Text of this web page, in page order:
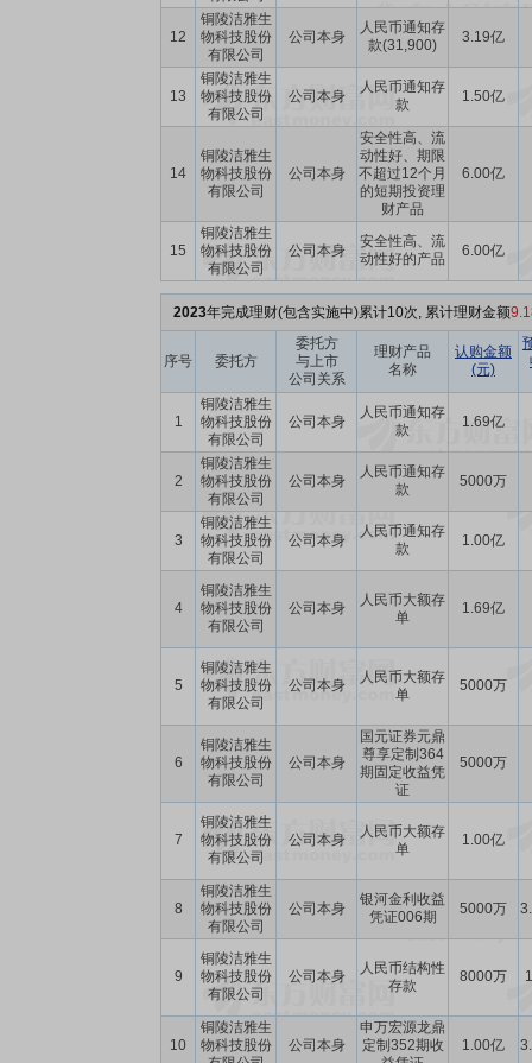
12
铜陵洁雅生
物科技股份
有限公司
公司本身
人民币通知存
款(31,900)
3.19亿
13
铜陵洁雅生
物科技股份
有限公司
公司本身
人民币通知存
款
1.50亿
14
铜陵洁雅生
物科技股份
有限公司
公司本身
安全性高、流
动性好、期限
不超过12个月
的短期投资理
财产品
6.00亿
15
铜陵洁雅生
物科技股份
有限公司
公司本身
安全性高、流
动性好的产品
6.00亿
2023年完成理财(包含实施中)累计10次, 累计理财金额
序号 委托方
委托方
与上市
公司关系
理财产品
名称
认购金额
(元)
1
铜陵洁雅生
物科技股份
有限公司
公司本身
人民币通知存
款
1.69亿
2
铜陵洁雅生
物科技股份
有限公司
公司本身
人民币通知存
款
5000万
3
铜陵洁雅生
物科技股份
有限公司
公司本身
人民币通知存
款
1.00亿
4
铜陵洁雅生
物科技股份
有限公司
公司本身
人民币大额存
单
1.69亿
5
铜陵洁雅生
物科技股份
有限公司
公司本身
人民币大额存
单
5000万
6
铜陵洁雅生
物科技股份
有限公司
公司本身
国元证券元鼎
尊享定制364
期固定收益凭
证
5000万
7
铜陵洁雅生
物科技股份
有限公司
公司本身
人民币大额存
单
1.00亿
8
铜陵洁雅生
物科技股份
有限公司
公司本身
银河金利收益
凭证006期
5000万
9
铜陵洁雅生
物科技股份
有限公司
公司本身
人民币结构性
存款
8000万
10
铜陵洁雅生
物科技股份
公司本身
申万宏源龙鼎
定制352期收
1.00亿